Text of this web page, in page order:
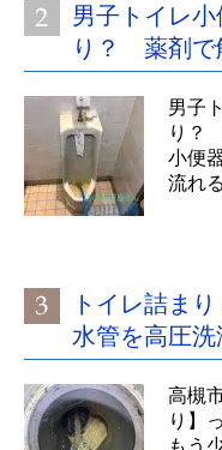
男子トイレ
り？ 薬剤で
男子
り？
小便
流れ
トイレ詰ま
水管を高圧
高槻
り】
もう